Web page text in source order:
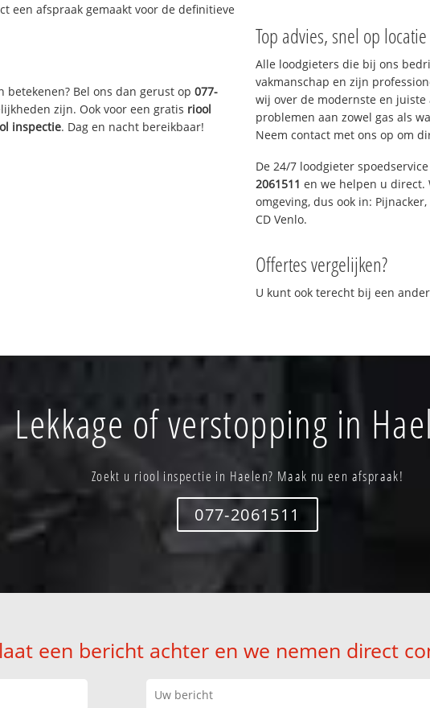
een afspraak gemaakt voor de definitieve
betekenen? Bel ons dan gerust op077-
zijn. Ook voor een gratis riool
inspectie. Dag en nacht bereikbaar!
Top advies, snel op
Alle loodgieters die bij ons
vakmanschap en zijn
wij over de modernste en
problemen aan zowel gas als
Neem contact met ons op om
De 24/7 loodgieter
2061511 en we helpen u direct.
omgeving, dus ook in:
CD Venlo.
Offertes vergelijken?
U kunt ook terecht bij een
Lekkage of verstopping in
Zoekt u riool inspectie in Haelen? Maak nu een afspraak!
077-2061511
een bericht achter en we nemen direct